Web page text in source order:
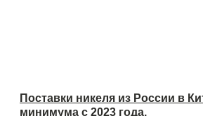
Поставки никеля из России в
минимума с 2023 года.